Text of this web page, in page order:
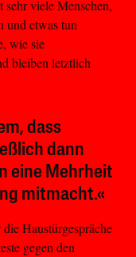
viele Menschen,
und etwas tun
wie sie
bleiben letztlich
dass
dann
eine Mehrheit
mitmacht.«
Haustürgespräche
gegen den